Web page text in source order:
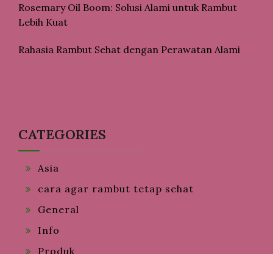
Rosemary Oil Boom: Solusi Alami untuk Rambut
Lebih Kuat
Rahasia Rambut Sehat dengan Perawatan Alami
CATEGORIES
Asia
cara agar rambut tetap sehat
General
Info
Produk